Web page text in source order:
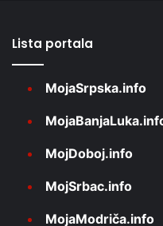
Lista portala
MojaSrpska.info
MojDoboj.info
MojSrbac.info
MojaModriča.info